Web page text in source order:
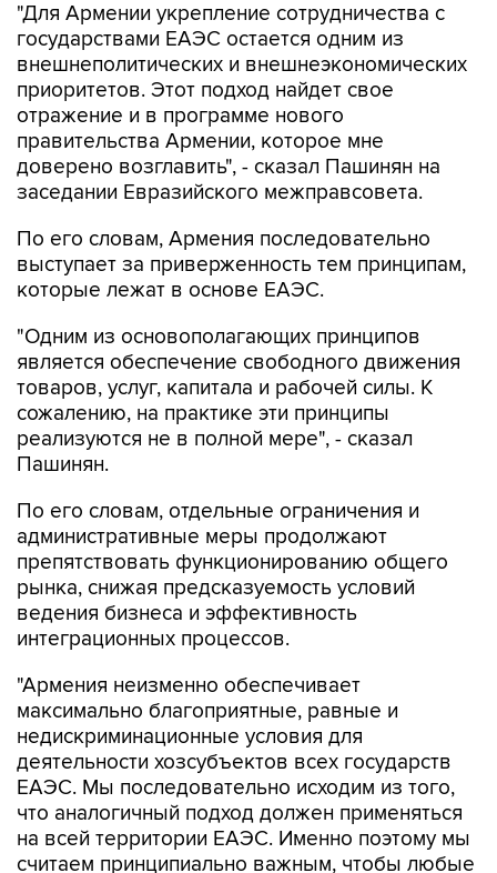
"Для Армении укрепление сотрудничества с
государствами ЕАЭС остается одним из
внешнеполитических и внешнеэкономических
приоритетов. Этот подход найдет свое
отражение и в программе нового
правительства Армении, которое мне
доверено возглавить", - сказал Пашинян на
заседании Евразийского межправсовета.
По его словам, Армения последовательно
выступает за приверженность тем принципам,
которые лежат в основе ЕАЭС.
"Одним из основополагающих принципов
является обеспечение свободного движения
товаров, услуг, капитала и рабочей силы. К
сожалению, на практике эти принципы
реализуются не в полной мере", - сказал
Пашинян.
По его словам, отдельные ограничения и
административные меры продолжают
препятствовать функционированию общего
рынка, снижая предсказуемость условий
ведения бизнеса и эффективность
интеграционных процессов.
"Армения неизменно обеспечивает
максимально благоприятные, равные и
недискриминационные условия для
деятельности хозсубъектов всех государств
ЕАЭС. Мы последовательно исходим из того,
что аналогичный подход должен применяться
на всей территории ЕАЭС. Именно поэтому мы
считаем принципиально важным, чтобы любые